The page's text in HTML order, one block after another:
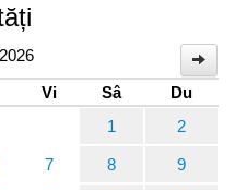
Vi Sâ
Du
1
2
7 8 9